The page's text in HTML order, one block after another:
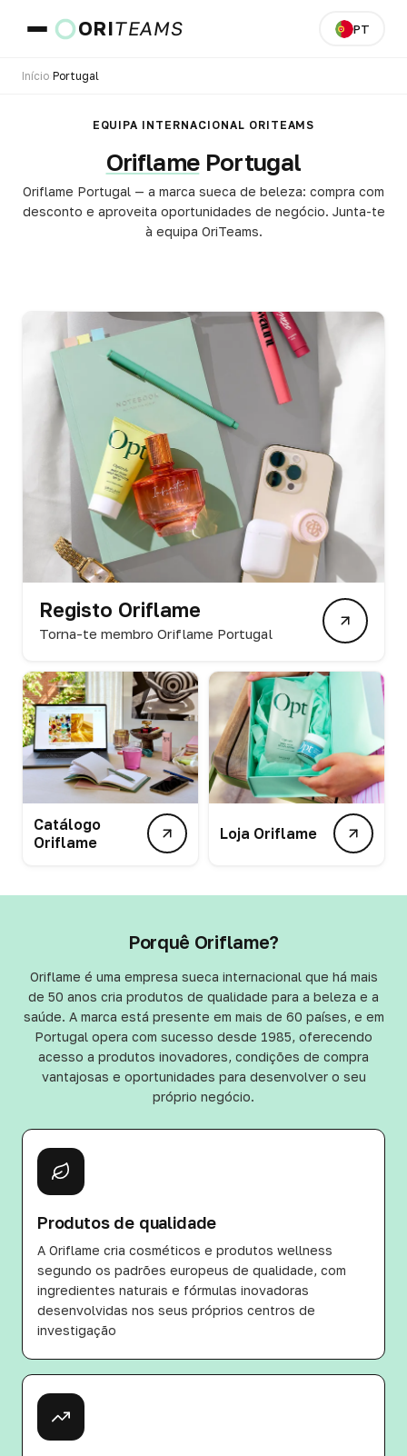
ORITEAMS PT
IR
Início Portugal
EQUIPA INTERNACIONAL ORITEAMS
OriflamePortugal
Oriflame Portugal — a marca sueca de beleza: compra com
desconto e aproveita oportunidades de negócio. Junta-te
à equipa OriTeams.
Registo Oriflame
Torna-te membro Oriflame Portugal
Catálogo
Oriflame
Loja Oriflame
Porquê Oriflame?
Oriflame é uma empresa sueca internacional que há mais
de 50 anos cria produtos de qualidade para a beleza e a
saúde. A marca está presente em mais de 60 países, e em
Portugal opera com sucesso desde 1985, oferecendo
acesso a produtos inovadores, condições de compra
vantajosas e oportunidades para desenvolver o seu
próprio negócio.
Produtos de qualidade
A Oriflame cria cosméticos e produtos wellness
segundo os padrões europeus de qualidade, com
ingredientes naturais e fórmulas inovadoras
desenvolvidas nos seus próprios centros de
investigação